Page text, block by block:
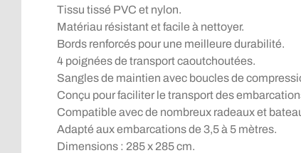
Tissu tissé PVC et nylon.
Matériau résistant et facile à nettoyer.
Bords renforcés pour une meilleure durabilité.
4 poignées de transport caoutchoutées.
Sangles de maintien avec boucles de
Conçu pour faciliter le transport des
Compatible avec de nombreux radeaux et
Adapté aux embarcations de 3,5 à 5 mètres.
Dimensions : 285 x 285 cm.